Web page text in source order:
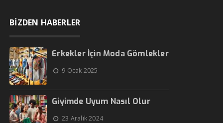
BİZDEN HABERLER
Erkekler İçin Moda Gömlekler
9 Ocak 2025
Giyimde Uyum Nasıl Olur
23 Aralık 2024